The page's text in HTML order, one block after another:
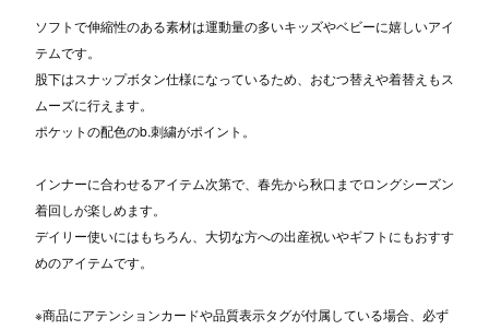
ソフトで伸縮性のある素材は運動量の多いキッズやベビーに嬉しいアイ
テムです。
股下はスナップボタン仕様になっているため、おむつ替えや着替えもス
ムーズに行えます。
ポケットの配色のb.刺繍がポイント。
インナーに合わせるアイテム次第で、春先から秋口までロングシーズン
着回しが楽しめます。
デイリー使いにはもちろん、大切な方への出産祝いやギフトにもおすす
めのアイテムです。
※商品にアテンションカードや品質表示タグが付属している場合、必ず